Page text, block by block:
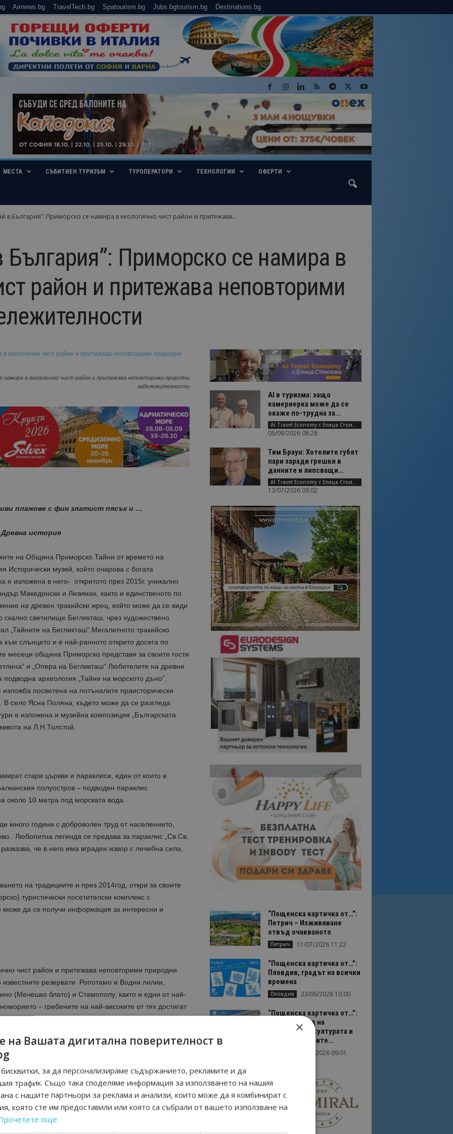
Airnews.bg TravelTech.bg Spatourism.bg Jobs.bgtourism.bg Destinations.bg
МЕСТА СЪБИТИЕН ТУРИЗЪМ ТУРОПЕРАТОРИ ТЕХНОЛОГИИ ОФЕРТИ
в България”: Приморско се намира в екологично чист район и притежава...
България”: Приморско се намира в
район и притежава неповторими
намира в екологично чист район и притежава неповторими природни
забележителности
плажове с фин златист пясък и …
история
на Община Приморско.Тайни от времето на
Исторически музей, който очарова с богата
е изложена в него- откритото през 2015г. уникално
Македонски и Лизимах, както и единственото по
на древен тракийски жрец, който може да се види
скално светилище Бегликташ, чрез художествено
„Тайните на Бегликташ”.Мегалитното тракийско
към слънцето и е най-ранното открито досега по
месеци община Приморско представя за своите гости
и „Опера на Бегликташ“ Любителите на древни
археология „Тайни на морското дъно”,
посветена на потъналите праисторически
село Ясна Поляна, където може да се разгледа
е изложена и музейна композиция „Българската
на Л.Н.Толстой.
стари църкви и параклиси, един от които е
полуостров – подводен параклис
около 10 метра под морската вода.
много години с доброволен труд от населението,
Любопитна легенда се предава за параклис „Св.Св.
че в него има вграден извор с лечебна сила,
на традициите и през 2014год. откри за своите
туристически посетителски комплекс с
може да се получи информация за интересни и
чист район и притежава неповторими природни
резервати Ропотамо и Водни лилии,
(Мечешко блато) и Стамополу, както и едни от най-
– гребените на най-високите от тях достигат
на едно от най-високите места в резерват
невероятно природно творение, в което според
тракийския жрец.На 6 км от Приморско се намира
Черноморското крайбрежие.Наречен е Маслен,
товарът е амфори със зехтин.За любителите на
Община Приморско има разнообразни туристически
AI в туризма: защо
камериерка може да се
окаже по-трудна за...
AI Travel Economy с Елица Стоилова
05/08/2026 08:28
Тим Браун: Хотелите губят
пари заради грешки в
данните и липсващи...
AI Travel Economy с Елица Стоилова
13/07/2026 09:02
“Пощенска картичка от…”:
Петрич – Изживяване
отвъд очакваното
Петрич 11/07/2026 11:22
“Пощенска картичка от…”:
Пловдив, градът на всички
времена
Пловдив 23/06/2026 10:00
“Пощенска картичка от…”:
Перник – град на
традициите, културата и
вдъхновяващите...
17/06/2026 09:01
×
на Вашата дигитална поверителност в
за да персонализираме съдържанието, рекламите и да
трафик. Също така споделяме информация за използването на нашия
с нашите партньори за реклама и анализи, които може да я комбинират с
която сте им предоставили или която са събрали от вашето използване на
още